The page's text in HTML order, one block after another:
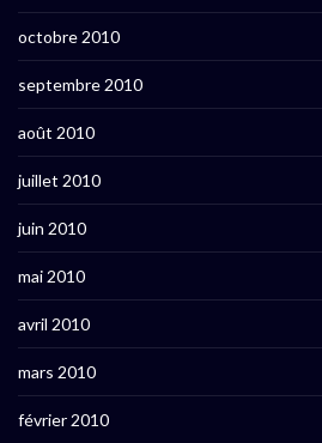
octobre 2010
septembre 2010
août 2010
juillet 2010
juin 2010
mai 2010
avril 2010
mars 2010
février 2010